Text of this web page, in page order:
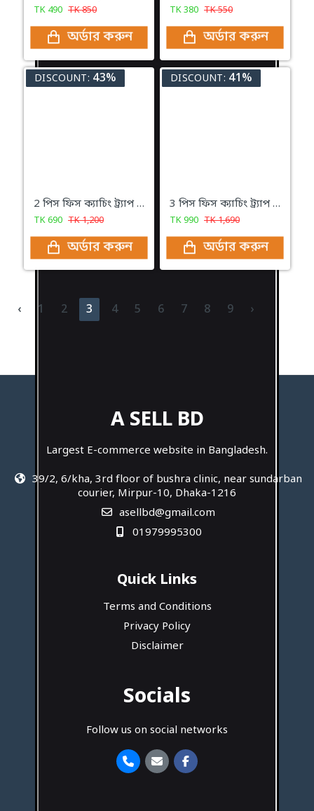
TK 490 TK850
অর্ডার করুন
TK380 TK550
অর্ডার করুন
DISCOUNT: 43%
2 পিস ফিস ক্যাচিং ট্র্যাপ ৬ মাথা মাছ ধরা ফিসিং ট্রাপ
TK690 TK1,200
অর্ডার করুন
DISCOUNT: 41%
3 পিস ফিস ক্যাচিং ট্র্যাপ ৬ মাথা মাছ ধরা ফিসিং ট্রাপ
TK990 TK1,690
অর্ডার করুন
‹ 1 2 3 4 5 6 7 8 9 ›
A SELL BD
Largest E-commerce website in Bangladesh.
39/2, 6/kha, 3rd floor of bushra clinic, near sundarban
courier, Mirpur-10, Dhaka-1216
asellbd@gmail.com
01979995300
Quick Links
Terms and Conditions
Privacy Policy
Disclaimer
Socials
Follow us on social networks